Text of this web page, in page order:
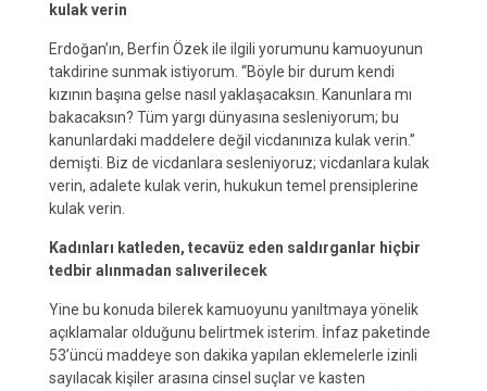
kulak verin
Erdoğan’ın, Berfin Özek ile ilgili yorumunu kamuoyunun
takdirine sunmak istiyorum. “Böyle bir durum kendi
kızının başına gelse nasıl yaklaşacaksın. Kanunlara mı
bakacaksın? Tüm yargı dünyasına sesleniyorum; bu
kanunlardaki maddelere değil vicdanınıza kulak verin.”
demişti. Biz de vicdanlara sesleniyoruz; vicdanlara kulak
verin, adalete kulak verin, hukukun temel prensiplerine
kulak verin.
Kadınları katleden, tecavüz eden saldırganlar hiçbir
tedbir alınmadan salıverilecek
Yine bu konuda bilerek kamuoyunu yanıltmaya yönelik
açıklamalar olduğunu belirtmek isterim. İnfaz paketinde
53’üncü maddeye son dakika yapılan eklemelerle izinli
sayılacak kişiler arasına cinsel suçlar ve kasten